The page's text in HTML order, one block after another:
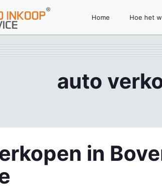
Home Hoe het
auto
in